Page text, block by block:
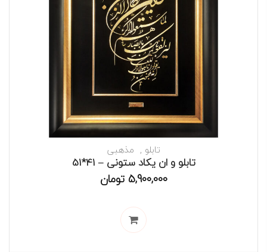
تابلو مذهبی
تابلو و ان یکاد ستونی – 41*51
5,900,000 تومان